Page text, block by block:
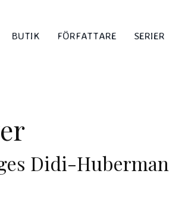
BUTIK FÖRFATTARE SERIER
Didi-Huberman